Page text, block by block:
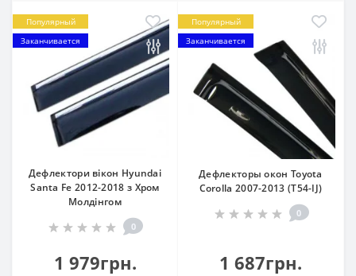
Популярный
Заканчивается
Дефлектори вікон Hyundai
Santa Fe 2012-2018 з Хром
Молдінгом
0
1 979грн.
Популярный
Заканчивается
Дефлекторы окон Toyota
Corolla 2007-2013 (T54-IJ)
0
1 687грн.